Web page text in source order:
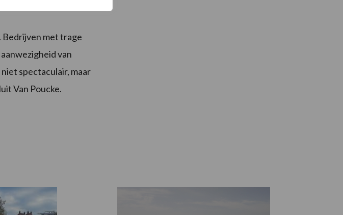
Bedrijven met trage
van
spectaculair, maar
Van Poucke.